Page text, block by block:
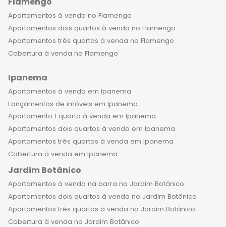
academias, spas, piscinas, e outras
instalações que você pode aproveitar
todos os dias. Viver em um
apartamento de luxo em
Copacabana é mais do que ter um lar
É acordar todos os dias com a
sensação de que tudo é possível e
que o dia será cheio de aventuras. É
uma sensação de liberdade, luxo e
privacidade, tudo ao mesmo tempo.
Se você é ousado e apaixonado pela
vida, um apartamento de luxo em
Copacabana pode ser o lugar
perfeito para você chamar de lar.
Aqui, você terá a liberdade de
explorar tudo o que a cidade tem a
oferecer e o conforto de voltar para
Apartamentos à venda no Flamengo
Apartamentos dois quartos à venda no Flamengo
Apartamentos três quartos à venda no Flamengo
Cobertura à venda no Flamengo
Ipanema
Apartamentos à venda em Ipanema
Lançamentos de imóveis em Ipanema
Apartamento 1 quarto à venda em Ipanema
Apartamentos dois quartos à venda em Ipanema
Apartamentos três quartos à venda em Ipanema
Cobertura à venda em Ipanema
Jardim Botânico
Apartamentos à venda na barra no Jardim Botânico
Apartamentos dois quartos à venda no Jardim Botânico
Apartamentos três quartos à venda no Jardim Botânico
Cobertura à venda no Jardim Botânico